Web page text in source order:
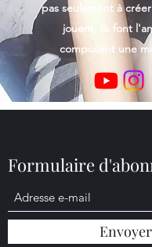
pas seulement à
jouent, ils font
composent une
Formulaire
Envoyer